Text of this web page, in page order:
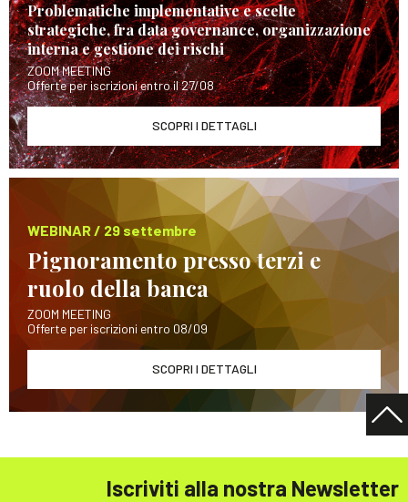
Problematiche implementative e scelte
strategiche, fra data governance, organizzazione
interna e gestione dei rischi
ZOOM MEETING
Offerte per iscrizioni entro il 27/08
SCOPRI I DETTAGLI
WEBINAR / 29 settembre
Pignoramento presso terzi e
ruolo della banca
ZOOM MEETING
Offerte per iscrizioni entro 08/09
SCOPRI I DETTAGLI
Iscriviti alla nostra Newsletter